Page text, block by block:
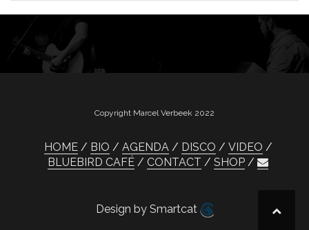
Copyright Marcel Verbeek 2022
HOME BIO AGENDA DISCO
VIDEO
BLUEBIRD CAFÉ
CONTACT SHOP
Design by Smartcat